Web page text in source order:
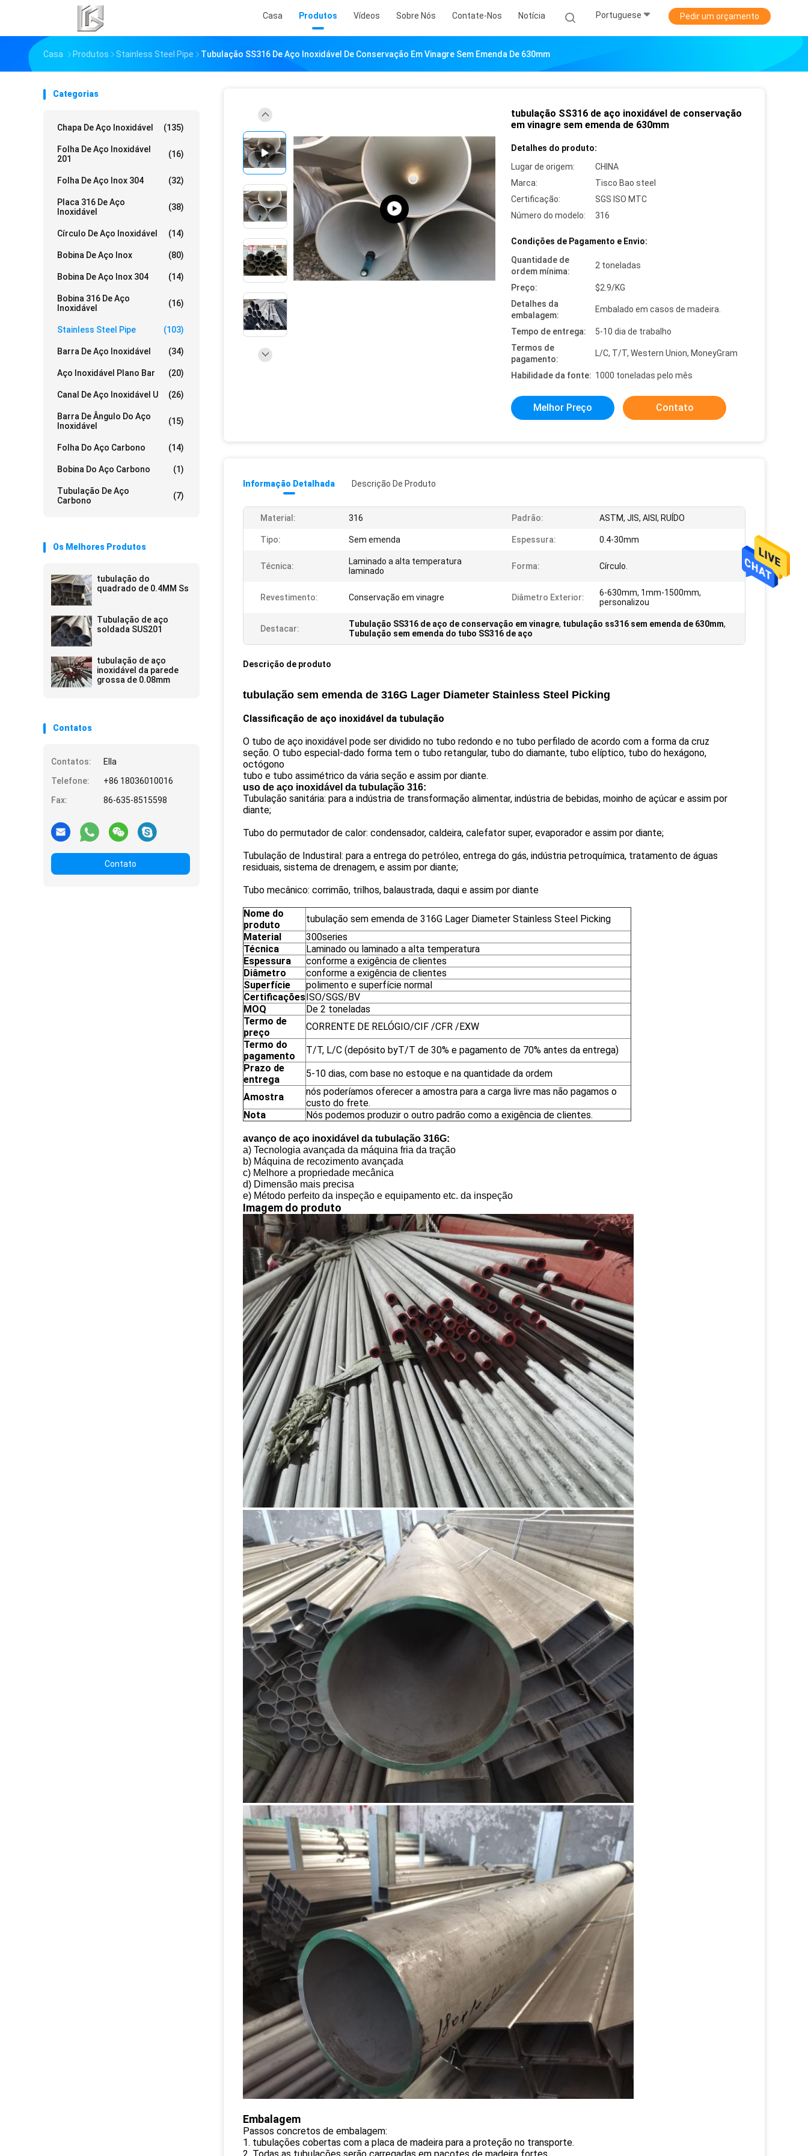
Casa Produtos Vídeos Sobre Nós Contate-Nos Notícia Portuguese Pedir um orçamento
Casa Produtos Stainless Steel Pipe Tubulação SS316 De Aço Inoxidável De Conservação Em Vinagre Sem Emenda De 630mm
Categorias
Chapa De Aço Inoxidável (135)
Folha De Aço Inoxidável
201
(16)
Folha De Aço Inox 304 (32)
Placa 316 De Aço
Inoxidável
(38)
Círculo De Aço Inoxidável (14)
Bobina De Aço Inox (80)
Bobina De Aço Inox 304 (14)
Bobina 316 De Aço
Inoxidável
(16)
Stainless Steel Pipe (103)
Barra De Aço Inoxidável (34)
Aço Inoxidável Plano Bar (20)
Canal De Aço Inoxidável U (26)
Barra De Ângulo Do Aço
Inoxidável
(15)
Folha Do Aço Carbono (14)
Bobina Do Aço Carbono (1)
Tubulação De Aço
Carbono
(7)
Os Melhores Produtos
tubulação do
quadrado de 0.4MM Ss
Tubulação de aço
soldada SUS201
tubulação de aço
inoxidável da parede
grossa de 0.08mm
Contatos
Contatos:
Ella
Telefone:
+86 18036010016
Fax:
86-635-8515598
Contato
tubulação SS316 de aço inoxidável de conservação
em vinagre sem emenda de 630mm
Detalhes do produto:
Lugar de origem:
CHINA
Marca:
Tisco Bao steel
Certificação:
SGS ISO MTC
Número do modelo:
316
Condições de Pagamento e Envio:
Quantidade de
ordem mínima:
2 toneladas
Preço:
$2.9/KG
Detalhes da
embalagem:
Embalado em casos de madeira.
Tempo de entrega:
5-10 dia de trabalho
Termos de
pagamento:
L/C, T/T, Western Union, MoneyGram
Habilidade da fonte: 1000 toneladas pelo mês
Melhor Preço Contato
Informação Detalhada Descrição De Produto
Material: 316 Padrão: ASTM, JIS, AISI, RUÍDO
Tipo: Sem emenda Espessura: 0.4-30mm
Técnica:
Laminado a alta temperatura
laminado
Forma: Círculo.
Revestimento: Conservação em vinagre Diâmetro Exterior:
6-630mm, 1mm-1500mm,
personalizou
Destacar: Tubulação SS316 de aço de conservação em vinagre, tubulação ss316 sem emenda de 630mm,
Tubulação sem emenda do tubo SS316 de aço
Descrição de produto
tubulação sem emenda de 316G Lager Diameter Stainless Steel Picking
Classificação de aço inoxidável da tubulação
O tubo de aço inoxidável pode ser dividido no tubo redondo e no tubo perfilado de acordo com a forma da cruz
seção. O tubo especial-dado forma tem o tubo retangular, tubo do diamante, tubo elíptico, tubo do hexágono,
octógono
tubo e tubo assimétrico da vária seção e assim por diante.
uso de aço inoxidável da tubulação 316:
Tubulação sanitária: para a indústria de transformação alimentar, indústria de bebidas, moinho de açúcar e assim por
diante;
Tubo do permutador de calor: condensador, caldeira, calefator super, evaporador e assim por diante;
Tubulação de Industiral: para a entrega do petróleo, entrega do gás, indústria petroquímica, tratamento de águas
residuais, sistema de drenagem, e assim por diante;
Tubo mecânico: corrimão, trilhos, balaustrada, daqui e assim por diante
Nome do
produto
tubulação sem emenda de 316G Lager Diameter Stainless Steel Picking
Material
300series
Técnica
Laminado ou laminado a alta temperatura
Espessura
conforme a exigência de clientes
Diâmetro
conforme a exigência de clientes
Superfície
polimento e superfície normal
CertificaçõesISO/SGS/BV
MOQ
De 2 toneladas
Termo de
preço
CORRENTE DE RELÓGIO/CIF /CFR /EXW
Termo do
pagamento
T/T, L/C (depósito byT/T de 30% e pagamento de 70% antes da entrega)
Prazo de
entrega
5-10 dias, com base no estoque e na quantidade da ordem
Amostra
nós poderíamos oferecer a amostra para a carga livre mas não pagamos o
custo do frete.
Nota
Nós podemos produzir o outro padrão como a exigência de clientes.
avanço de aço inoxidável da tubulação 316G:
a) Tecnologia avançada da máquina fria da tração
b) Máquina de recozimento avançada
c) Melhore a propriedade mecânica
d) Dimensão mais precisa
e) Método perfeito da inspeção e equipamento etc. da inspeção
Imagem do produto
Embalagem
Passos concretos de embalagem:
1. tubulações cobertas com a placa de madeira para a proteção no transporte.
2. Todas as tubulações serão carregadas em pacotes de madeira fortes.